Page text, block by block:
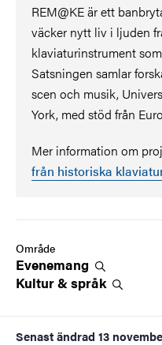
REM@KE är ett
väcker nytt liv i ljuden
klaviaturinstrument
Satsningen samlar
scen och musik,
York, med stöd från
Mer information om
från historiska
Område
Evenemang
Kultur &språk
Senast ändrad 13